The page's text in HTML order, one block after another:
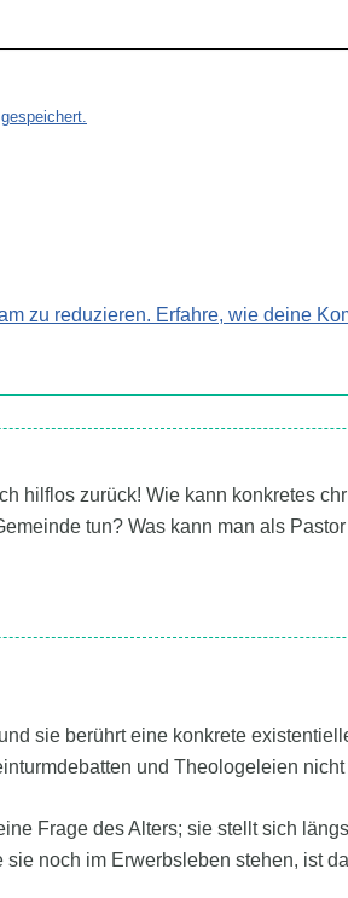
gespeichert.
zu reduzieren. Erfahre, wie deine
hilflos zurück! Wie kann konkretes
tun? Was kann man als
sie berührt eine konkrete
und Theologeleien
Frage des Alters; sie stellt sich
noch im Erwerbsleben stehen, ist